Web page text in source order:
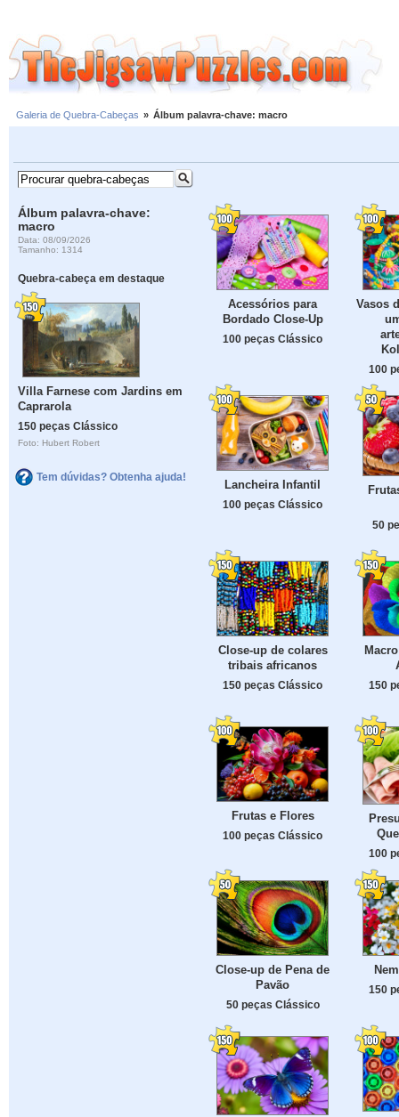
Galeria de Quebra-Cabeças » Álbum palavra-chave: macro
Álbum palavra-chave:
macro
Data: 08/09/2026
Tamanho: 1314
Quebra-cabeça em destaque
Villa Farnese com Jardins em
Caprarola
150 peças Clássico
Foto: Hubert Robert
Tem dúvidas? Obtenha ajuda!
Acessórios para
Bordado Close-Up
100 peças Clássico
Vasos
100
Lancheira Infantil
100 peças Clássico
50
Close-up de colares
tribais africanos
150 peças Clássico 150
Frutas e Flores
100 peças Clássico
100
Close-up de Pena de
Pavão
50 peças Clássico
150